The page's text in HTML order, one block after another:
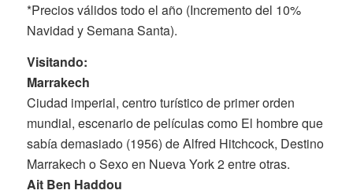
*Precios válidos todo el año (Incremento del 10%
Navidad y Semana Santa).
Visitando:
Marrakech
Ciudad imperial, centro turístico de primer orden
mundial, escenario de películas como El hombre que
sabía demasiado (1956) de Alfred Hitchcock, Destino
Marrakech o Sexo en Nueva York 2 entre otras.
Ait Ben Haddou